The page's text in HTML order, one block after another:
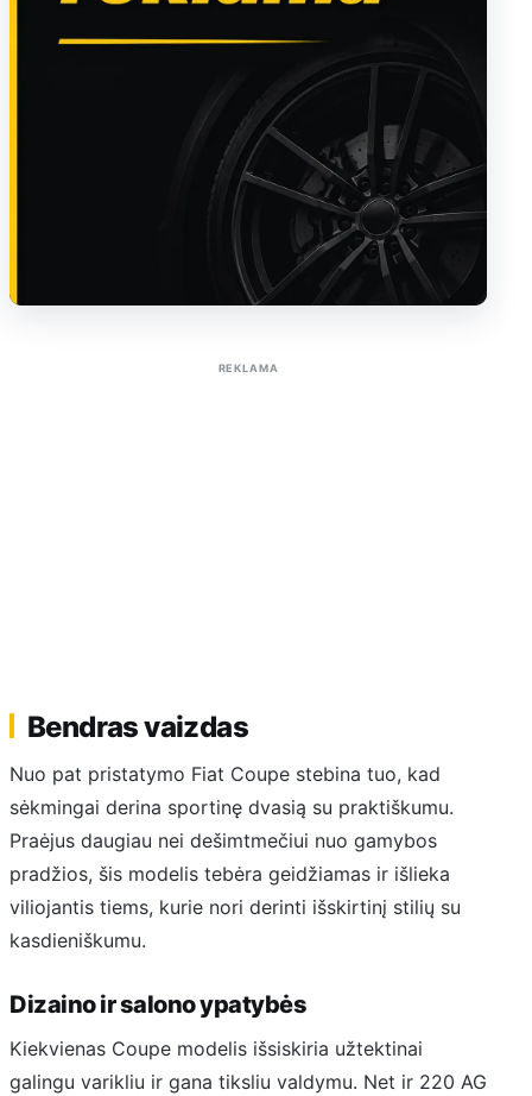
REKLAMA
Bendras vaizdas
Nuo pat pristatymo Fiat Coupe stebina tuo, kad
sėkmingai derina sportinę dvasią su praktiškumu.
Praėjus daugiau nei dešimtmečiui nuo gamybos
pradžios, šis modelis tebėra geidžiamas ir išlieka
viliojantis tiems, kurie nori derinti išskirtinį stilių su
kasdieniškumu.
Dizaino ir salono ypatybės
Kiekvienas Coupe modelis išsiskiria užtektinai
galingu varikliu ir gana tiksliu valdymu. Net ir 220 AG